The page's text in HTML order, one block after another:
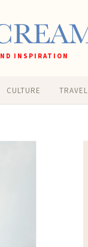
INSPIRATION
CULTURE TRAVEL